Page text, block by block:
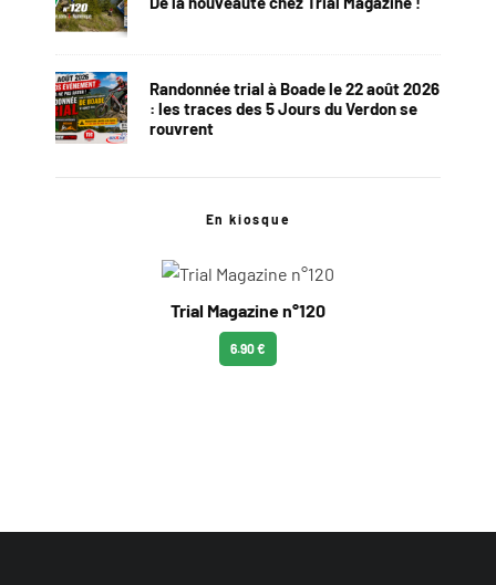
Randonnée trial à Boade le 22 août 2026
: les traces des 5 Jours du Verdon se
rouvrent
En kiosque
Trial Magazine n°120
6.90 €